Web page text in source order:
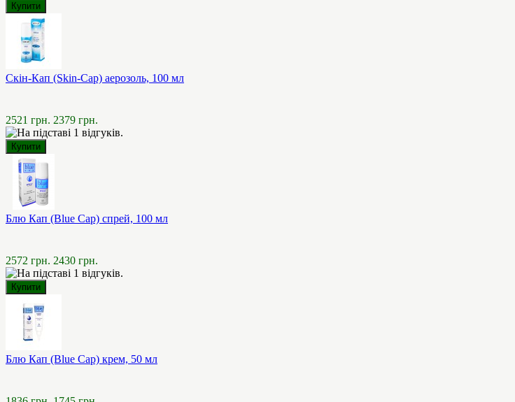
Скін-Кап (Skin-Cap) аерозоль, 100 мл
2521 грн. 2379 грн.
Блю Кап (Blue Cap) спрей, 100 мл
2572 грн. 2430 грн.
Блю Кап (Blue Cap) крем, 50 мл